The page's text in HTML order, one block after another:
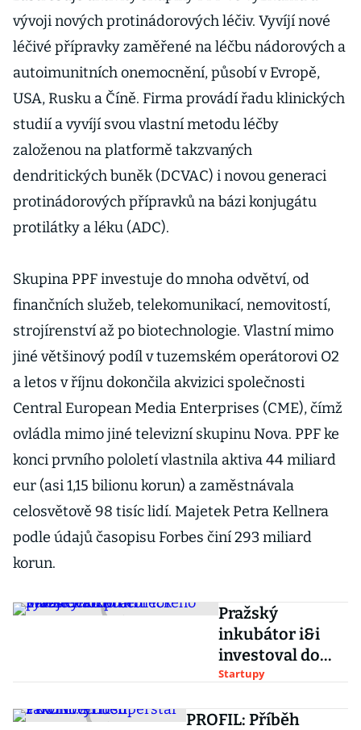
vývoji nových protinádorových léčiv. Vyvíjí nové
léčivé přípravky zaměřené na léčbu nádorových a
autoimunitních onemocnění, působí v Evropě,
USA, Rusku a Číně. Firma provádí řadu klinických
studií a vyvíjí svou vlastní metodu léčby
založenou na platformě takzvaných
dendritických buněk (DCVAC) i novou generaci
protinádorových přípravků na bázi konjugátu
protilátky a léku (ADC).
Skupina PPF investuje do mnoha odvětví, od
finančních služeb, telekomunikací, nemovitostí,
strojírenství až po biotechnologie. Vlastní mimo
jiné většinový podíl v tuzemském operátorovi O2
a letos v říjnu dokončila akvizici společnosti
Central European Media Enterprises (CME), čímž
ovládla mimo jiné televizní skupinu Nova. PPF ke
konci prvního pololetí vlastnila aktiva 44 miliard
eur (asi 1,15 bilionu korun) a zaměstnávala
celosvětově 98 tisíc lidí. Majetek Petra Kellnera
podle údajů časopisu Forbes činí 293 miliard
korun.
Pražský
inkubátor i&i
investoval do
německého
paradentóze
Startupy
PROFIL: Příběh